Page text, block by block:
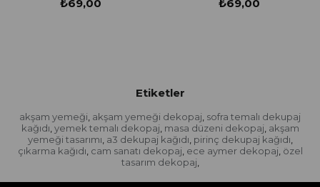
Etiketler
akşam yemeği, akşam yemeği dekopaj, sofra temalı dekupaj
kağıdı, yemek temalı dekopaj, masa düzeni dekopaj, akşam
yemeği tasarımı, a3 dekupaj kağıdı, pirinç dekupaj kağıdı,
çıkarma kağıdı, cam sanatı dekopaj, ece aymer dekopaj, özel
tasarım dekopaj,